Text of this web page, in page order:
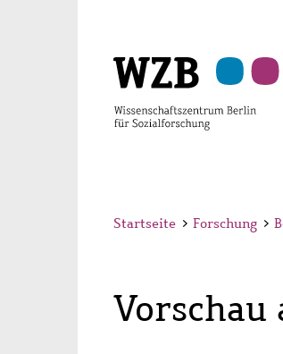
Startseite > Forschung >
Vorschau